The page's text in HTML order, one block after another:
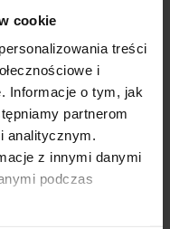
cookie
treści
i
Informacje o tym, jak
partnerom
analitycznym.
z innymi danymi
podczas
Diuna
centrum